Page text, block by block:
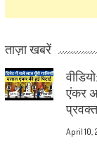
ताज़ा खबरें
एंकर
April 10,